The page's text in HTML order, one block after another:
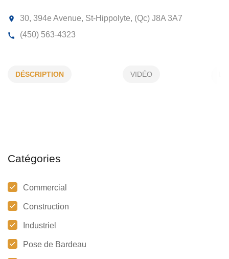
ALTIMUM PLUS
DÉSCRIPTION VIDÉO
Catégories
Commercial
Construction
Industriel
Pose de Bardeau